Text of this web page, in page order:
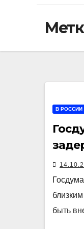
В РОССИИ
быть